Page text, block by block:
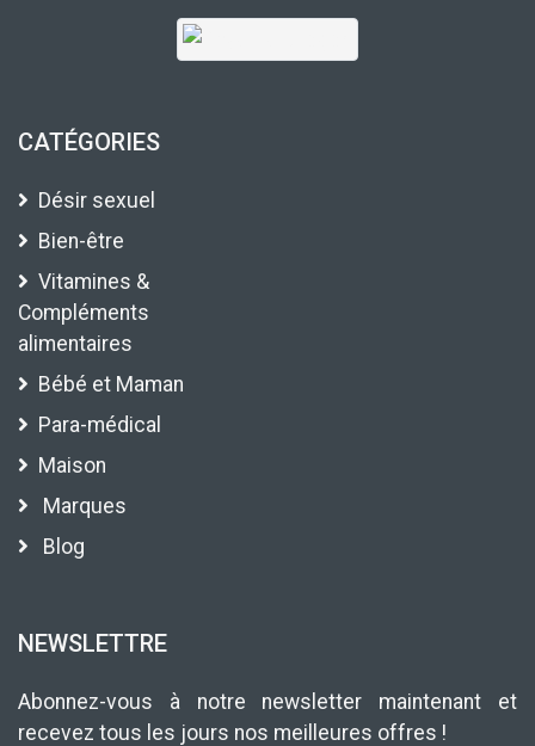
CATÉGORIES
Désir sexuel
Bien-être
Vitamines &
Compléments
alimentaires
Bébé et Maman
Para-médical
Maison
Marques
Blog
NEWSLETTRE
Abonnez-vous à notre newsletter maintenant et
recevez tous les jours nos meilleures offres !